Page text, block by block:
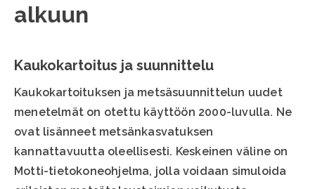
alkuun
Kaukokartoitus ja suunnittelu
Kaukokartoituksen ja metsäsuunnittelun uudet
menetelmät on otettu käyttöön 2000-luvulla. Ne
ovat lisänneet metsänkasvatuksen
kannattavuutta oleellisesti. Keskeinen väline on
Motti-tietokoneohjelma, jolla voidaan simuloida